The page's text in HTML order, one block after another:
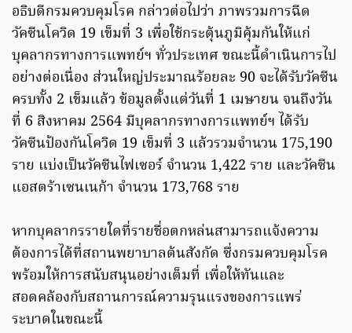
อธิบดีกรมควบคุมโรค กล่าวต่อไปว่า ภาพรวมการฉีด
วัคซีนโควิด 19 เข็มที่ 3 เพื่อใช้กระตุ้นภูมิคุ้มกันให้แก่
บุคลากรทางการแพทย์ฯ ทั่วประเทศ ขณะนี้ดำเนินการไป
อย่างต่อเนื่อง ส่วนใหญ่ประมาณร้อยละ 90 จะได้รับวัคซีน
ครบทั้ง 2 เข็มแล้ว ข้อมูลตั้งแต่วันที่ 1 เมษายน จนถึงวัน
ที่ 6 สิงหาคม 2564 มีบุคลากรทางการแพทย์ฯ ได้รับ
วัคซีนป้องกันโควิด 19 เข็มที่ 3 แล้วรวมจำนวน 175,190
ราย แบ่งเป็นวัคซีนไฟเซอร์ จำนวน 1,422 ราย และวัคซีน
แอสตร้าเซนเนก้า จำนวน 173,768 ราย
หากบุคลากรรายใดที่รายชื่อตกหล่นสามารถแจ้งความ
ต้องการได้ที่สถานพยาบาลต้นสังกัด ซึ่งกรมควบคุมโรค
พร้อมให้การสนับสนุนอย่างเต็มที่ เพื่อให้ทันและ
สอดคล้องกับสถานการณ์ความรุนแรงของการแพร่
ระบาดในขณะนี้